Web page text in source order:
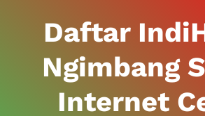
Daftar
Ngimbang
Internet